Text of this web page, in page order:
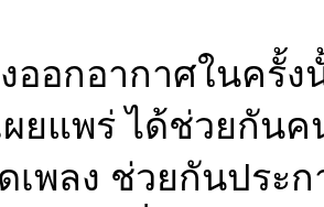
ออกอากาศในครั้
ผยแพร่ ได้ช่วยกัน
เพลง ช่วยกันประ